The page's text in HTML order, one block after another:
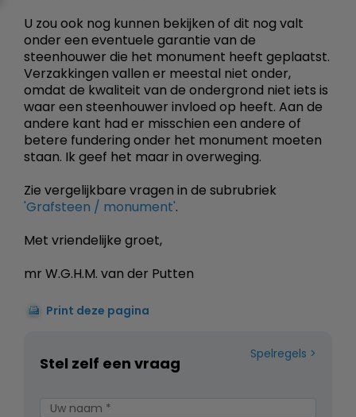
U zou ook nog kunnen bekijken of dit nog valt
onder een eventuele garantie van de
steenhouwer die het monument heeft geplaatst.
Verzakkingen vallen er meestal niet onder,
omdat de kwaliteit van de ondergrond niet iets is
waar een steenhouwer invloed op heeft. Aan de
andere kant had er misschien een andere of
betere fundering onder het monument moeten
staan. Ik geef het maar in overweging.
Zie vergelijkbare vragen in de subrubriek
'Grafsteen / monument'.
Met vriendelijke groet,
mr W.G.H.M. van der Putten
Print deze pagina
Spelregels
Stel zelf een vraag